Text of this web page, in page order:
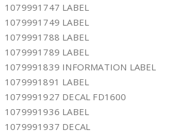
1079991747 LABEL
1079991749 LABEL
1079991788 LABEL
1079991789 LABEL
1079991839 INFORMATION LABEL
1079991891 LABEL
1079991927 DECAL FD1600
1079991936 LABEL
1079991937 DECAL